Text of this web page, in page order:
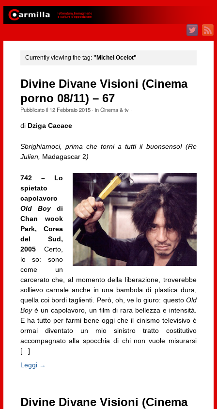
Currently viewing the tag: "Michel Ocelot"
Divine Divane Visioni (Cinema
porno 08/11) – 67
Pubblicato il 12 Febbraio 2015· inCinema & tv·
di Dziga Cacace
Sbrighiamoci, prima che torni a tutti il buonsenso! (Re
Julien, Madagascar 2)
742 – Lo
spietato
capolavoro
Old Boydi
Chan wook
Park, Corea
del Sud,
2005Certo,
lo so: sono
come un
carcerato che, al momento della liberazione, troverebbe
sollievo carnale anche in una bambola di plastica dura,
quella coi bordi taglienti. Però, oh, ve lo giuro: questo Old
Boyè un capolavoro, un film di rara bellezza e intensità.
E ha tutto per farmi bene oggi che il cinismo televisivo è
ormai diventato un mio sinistro tratto costitutivo
accompagnato alla spocchia di chi non vuole misurarsi
[...]
Leggi →
Divine Divane Visioni (Cinema